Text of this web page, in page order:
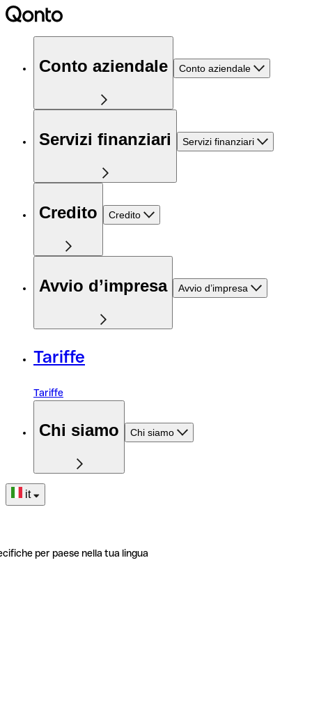
Conto aziendale Conto aziendale
Servizi finanziari Servizi finanziari
Credito Credito
Avvio d’impresa Avvio d’impresa
Tariffe
Tariffe
Chi siamo Chi siamo
it
per paese nella tua lingua